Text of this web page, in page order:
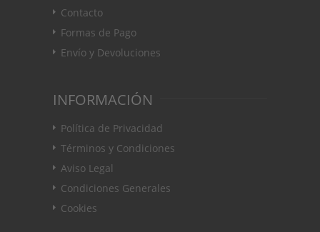
Contacto
Formas de Pago
Envío y Devoluciones
INFORMACIÓN
Política de Privacidad
Términos y Condiciones
Aviso Legal
Condiciones Generales
Cookies